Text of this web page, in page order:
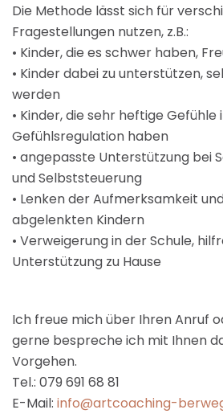
Die Methode lässt sich für
Fragestellungen nutzen, z.B.:
• Kinder, die es schwer haben,
• Kinder dabei zu unterstützen,
werden
• Kinder, die sehr heftige Gefühle
Gefühlsregulation haben
• angepasste Unterstützung bei
und Selbststeuerung
• Lenken der Aufmerksamkeit
abgelenkten Kindern
• Verweigerung in der Schule,
Unterstützung zu Hause
Ich freue mich über Ihren Anruf
gerne bespreche ich mit Ihnen
Vorgehen.
Tel.: 079 691 68 81
E-Mail: info@artcoaching-